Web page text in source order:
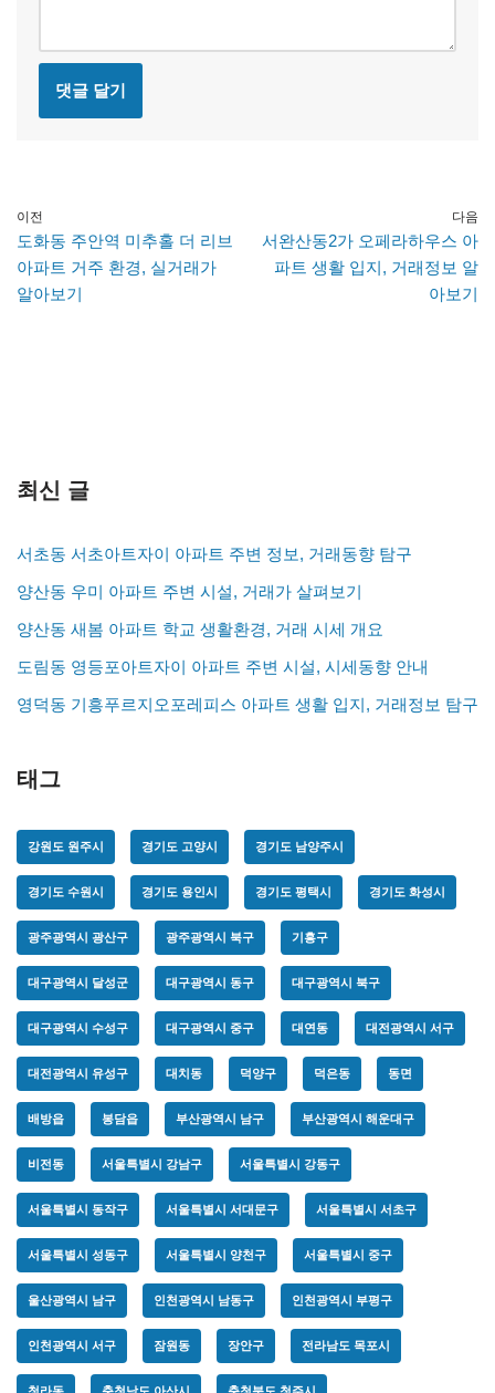
이전
도화동 주안역 미추홀 더 리브
아파트 거주 환경, 실거래가
알아보기
다음
서완산동2가 오페라하우스 아
파트 생활 입지, 거래정보 알
아보기
최신 글
서초동 서초아트자이 아파트 주변 정보, 거래동향 탐구
양산동 우미 아파트 주변 시설, 거래가 살펴보기
양산동 새봄 아파트 학교 생활환경, 거래 시세 개요
도림동 영등포아트자이 아파트 주변 시설, 시세동향 안내
영덕동 기흥푸르지오포레피스 아파트 생활 입지, 거래정보 탐구
태그
강원도 원주시 경기도 고양시 경기도 남양주시
경기도 수원시 경기도 용인시 경기도 평택시 경기도 화성시
광주광역시 광산구 광주광역시 북구 기흥구
대구광역시 달성군 대구광역시 동구 대구광역시 북구
대구광역시 수성구 대구광역시 중구 대연동 대전광역시 서구
대전광역시 유성구 대치동 덕양구 덕은동 동면
배방읍 봉담읍 부산광역시 남구 부산광역시 해운대구
비전동 서울특별시 강남구 서울특별시 강동구
서울특별시 동작구 서울특별시 서대문구 서울특별시 서초구
서울특별시 성동구 서울특별시 양천구 서울특별시 중구
울산광역시 남구 인천광역시 남동구 인천광역시 부평구
인천광역시 서구 잠원동 장안구 전라남도 목포시